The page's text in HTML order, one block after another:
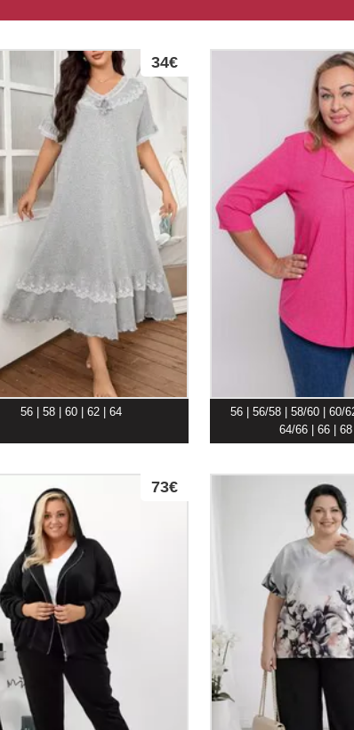
34€
56 | 58 | 60 | 62 | 64
56 | 56/58 | 58/60 | 60/
64/66 | 66 |
73€